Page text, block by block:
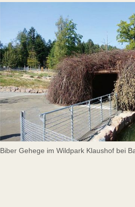
Biber Gehege im Wildpark Klaushof bei